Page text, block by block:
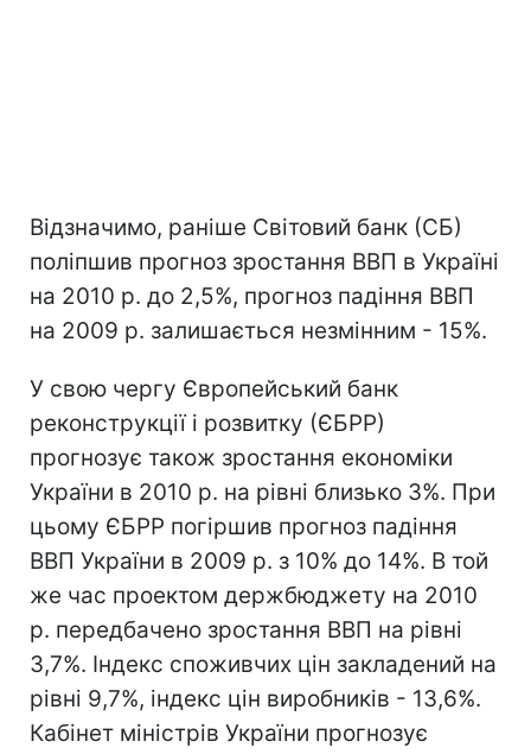
Відзначимо, раніше Світовий банк (СБ)
поліпшив прогноз зростання ВВП в Україні
на 2010 р. до 2,5%, прогноз падіння ВВП
на 2009 р. залишається незмінним - 15%.
У свою чергу Європейський банк
реконструкції і розвитку (ЄБРР)
прогнозує також зростання економіки
України в 2010 р. на рівні близько 3%. При
цьому ЄБРР погіршив прогноз падіння
ВВП України в 2009 р. з 10% до 14%. В той
же час проектом держбюджету на 2010
р. передбачено зростання ВВП на рівні
3,7%. Індекс споживчих цін закладений на
рівні 9,7%, індекс цін виробників - 13,6%.
Кабінет міністрів України прогнозує